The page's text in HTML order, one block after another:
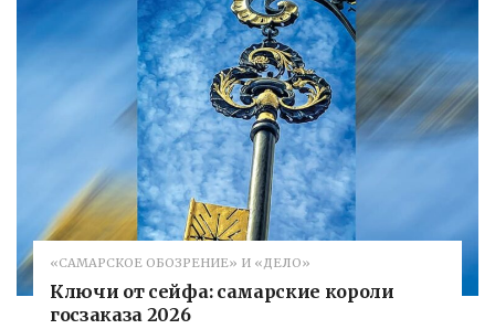
«САМАРСКОЕ ОБОЗРЕНИЕ» И «ДЕЛО»
Ключи от сейфа: самарские короли
госзаказа 2026